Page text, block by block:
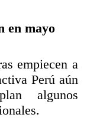
en mayo
empiecen a
Perú aún
algunos